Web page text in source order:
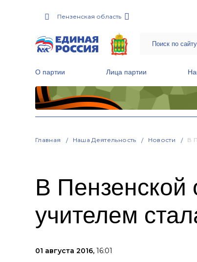
Пензенская область
О партии Лица партии
Главная Наша Деятельность Новости В
В
учителем
01 августа 2016, 16:01